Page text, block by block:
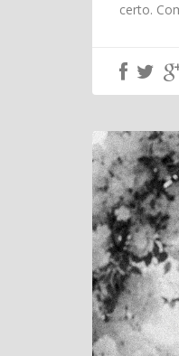
certo.